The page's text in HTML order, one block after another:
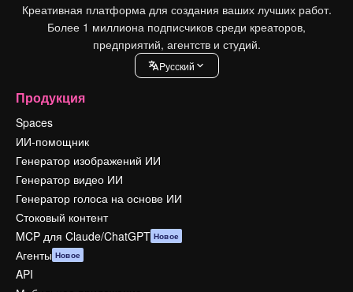
Креативная платформа для создания ваших лучших работ.
Более 1 миллиона подписчиков среди креаторов,
предприятий, агентств и студий.
Pусский
Продукция
Spaces
ИИ-помощник
Генератор изображений ИИ
Генератор видео ИИ
Генератор голоса на основе ИИ
Стоковый контент
MCP для Claude/ChatGPT Новое
Агенты Новое
API